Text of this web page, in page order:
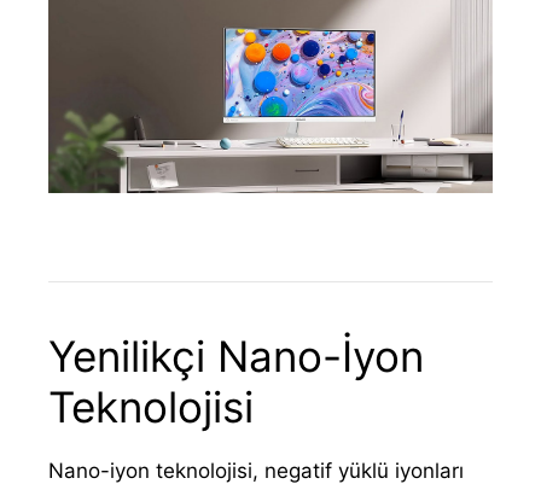
Yenilikçi Nano-İyon
Teknolojisi
Nano-iyon teknolojisi, negatif yüklü iyonları